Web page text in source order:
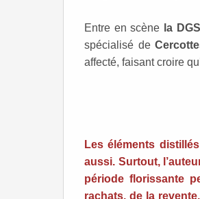
Entre en scène la
spécialisé de
affecté, faisant croire
Les éléments
aussi. Surtout,
période florissante
rachats, de la